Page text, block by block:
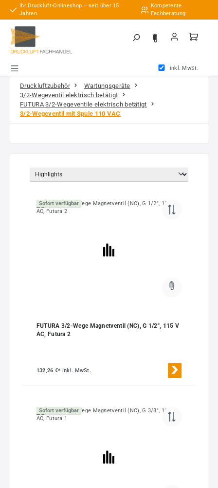
Zum Hauptinhalt springen
Ihr Druckluft-Onlineshop – seit über 15
Jahren
Kompetente
Fachberatung
inkl. MwSt.
Druckluftzubehör
Wartungsgeräte
3/2-Wegeventil elektrisch betätigt
FUTURA 3/2-Wegeventile elektrisch betätigt
3/2-Wegeventil mit Spule 110 VAC
Sofort verfügbar
FUTURA 3/2-Wege Magnetventil (NC), G 1/2", 115 V
AC, Futura 2
132,26 €* inkl. MwSt.
Sofort verfügbar